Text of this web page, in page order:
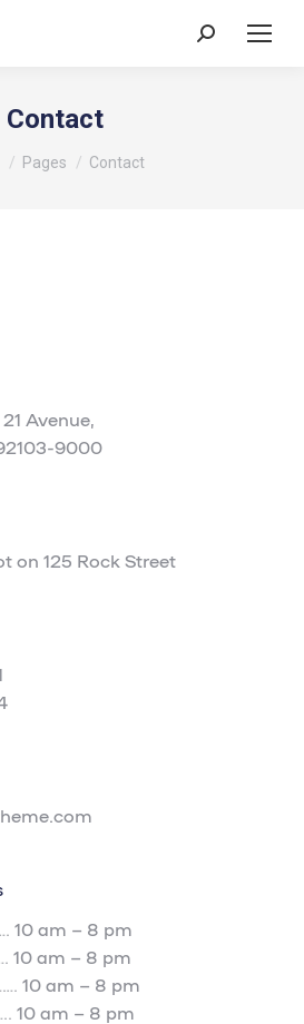
Buscar:
Contact
aquí:
Pages Contact
Avenue,
9000
on 125 Rock Street
10 am – 8 pm
10 am – 8 pm
10 am – 8 pm
10 am – 8 pm